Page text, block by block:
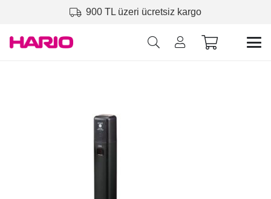
900 TL üzeri ücretsiz kargo